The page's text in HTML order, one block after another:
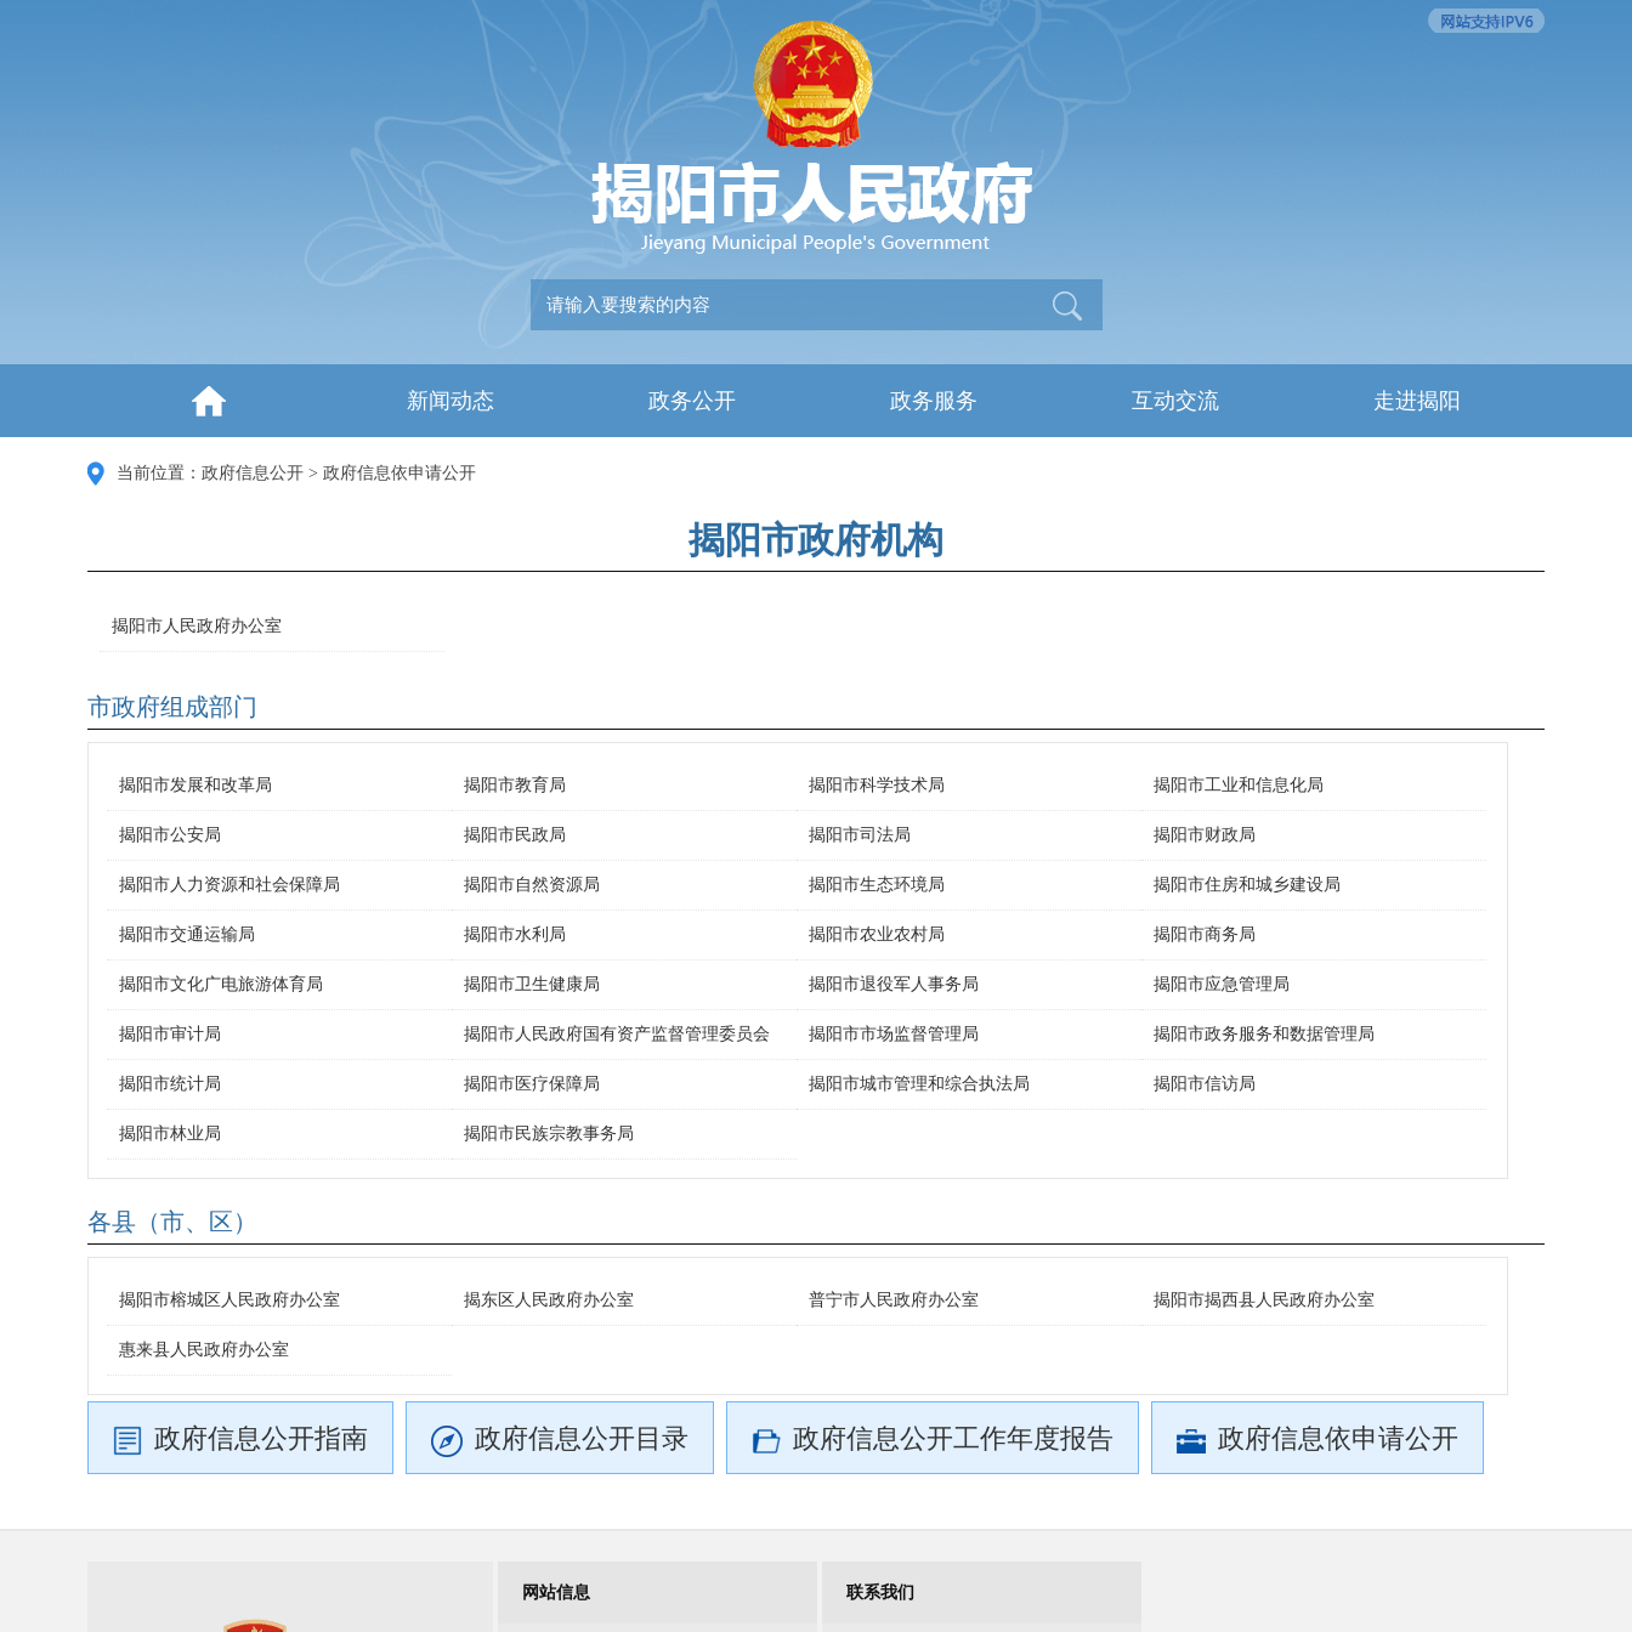
新闻动态 政务公开 政务服务 互动交流 走进揭阳
当前位置： 政府信息公开 > 政府信息依申请公开
揭阳市政府机构
揭阳市人民政府办公室
市政府组成部门
揭阳市发展和改革局 揭阳市教育局 揭阳市科学技术局 揭阳市工业和信息化局
揭阳市公安局 揭阳市民政局 揭阳市司法局 揭阳市财政局
揭阳市人力资源和社会保障局 揭阳市自然资源局 揭阳市生态环境局 揭阳市住房和城乡建设局
揭阳市交通运输局 揭阳市水利局 揭阳市农业农村局 揭阳市商务局
揭阳市文化广电旅游体育局 揭阳市卫生健康局 揭阳市退役军人事务局 揭阳市应急管理局
揭阳市审计局 揭阳市人民政府国有资产监督管理委员会 揭阳市市场监督管理局 揭阳市政务服务和数据管理局
揭阳市统计局 揭阳市医疗保障局 揭阳市城市管理和综合执法局 揭阳市信访局
揭阳市林业局 揭阳市民族宗教事务局
各县（市、区）
揭阳市榕城区人民政府办公室 揭东区人民政府办公室 普宁市人民政府办公室 揭阳市揭西县人民政府办公室
惠来县人民政府办公室
政府信息公开指南 政府信息公开目录 政府信息公开工作年度报告 政府信息依申请公开
网站信息 联系我们